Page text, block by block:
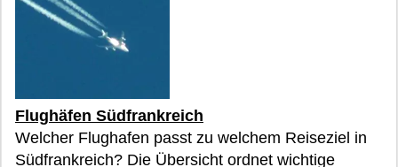
Flughäfen Südfrankreich
Welcher Flughafen passt zu welchem Reiseziel in
Südfrankreich? Die Übersicht ordnet wichtige